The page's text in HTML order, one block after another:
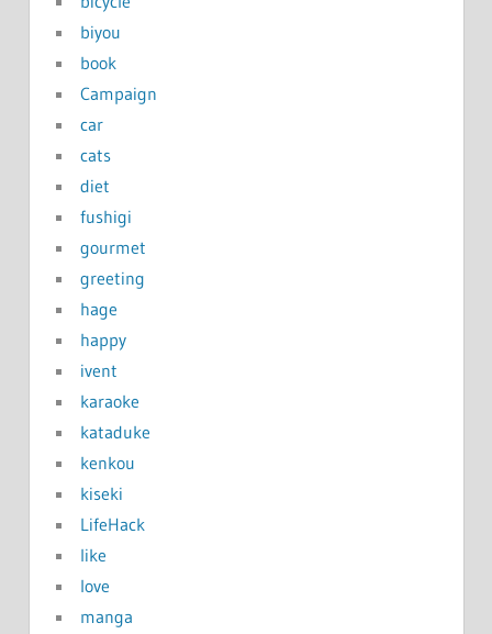
biyou
book
Campaign
car
cats
diet
fushigi
gourmet
greeting
hage
happy
ivent
karaoke
kataduke
kenkou
kiseki
LifeHack
like
love
manga